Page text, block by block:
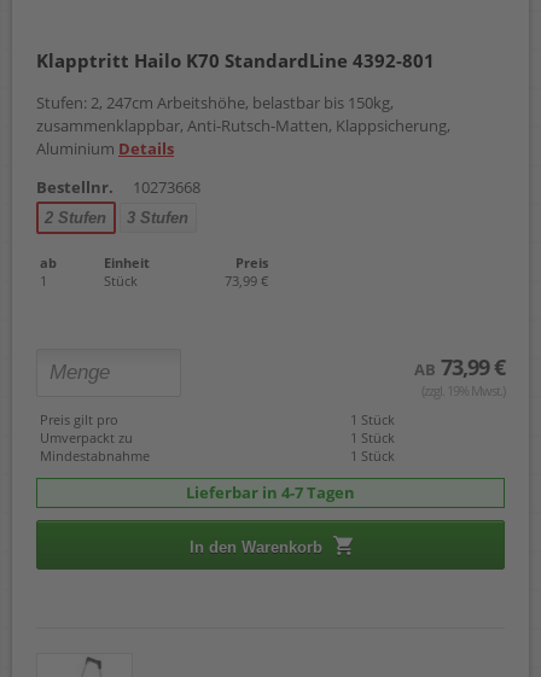
Klapptritt Hailo K70 StandardLine 4392-801
Stufen: 2, 247cm Arbeitshöhe, belastbar bis 150kg,
zusammenklappbar, Anti-Rutsch-Matten, Klappsicherung,
Aluminium Details
Bestellnr.
10273668
2 Stufen 3 Stufen
ab Einheit
Preis
1
Stück 73,99 €
AB 73,99 €
(zzgl. 19% Mwst.)
Preis gilt pro
1 Stück
Umverpackt zu
1 Stück
Mindestabnahme
1 Stück
Lieferbar in 4-7 Tagen
In den Warenkorb